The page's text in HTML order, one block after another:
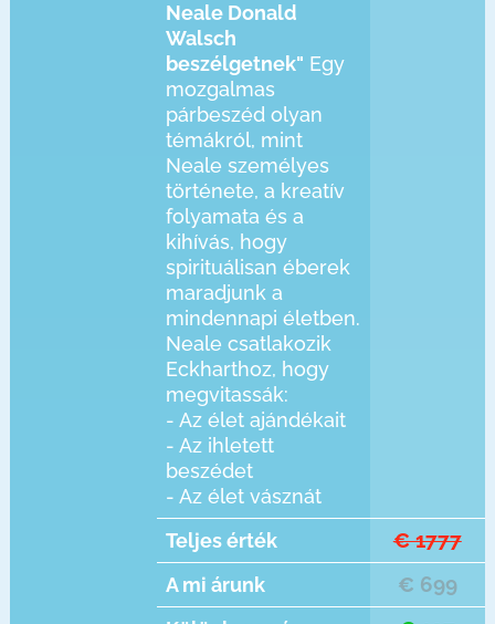
Neale Donald
Walsch
beszélgetnek" Egy
mozgalmas
párbeszéd olyan
témákról, mint
Neale személyes
története, a kreatív
folyamata és a
kihívás, hogy
spirituálisan éberek
maradjunk a
mindennapi életben.
Neale csatlakozik
Eckharthoz, hogy
megvitassák:
- Az élet ajándékait
- Az ihletett
beszédet
- Az élet vásznát
Teljes érték € 1777
A mi árunk € 699